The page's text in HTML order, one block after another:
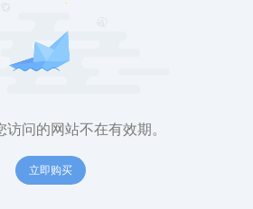
访问的网站不在有效期。
立即购买